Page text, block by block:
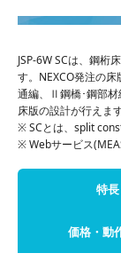
JSP-6W SCは、鋼桁
す。NEXCO発注の
通編、Ⅱ鋼橋･鋼部材
床版の設計が行えます
※ SCとは、split
※ Webサービス
特長
価格・動